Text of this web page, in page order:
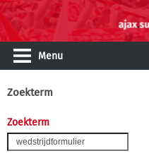
Menu
Zoekterm
Zoekterm